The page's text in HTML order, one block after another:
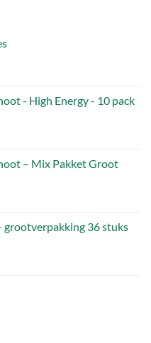
- High Energy - 10 pack
– Mix Pakket Groot
grootverpakking 36 stuks